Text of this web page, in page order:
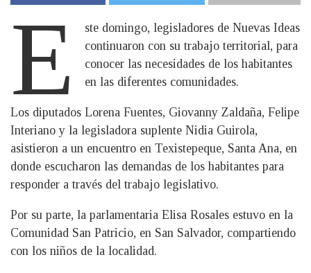
E
ste domingo, legisladores de Nuevas Ideas
continuaron con su trabajo territorial, para
conocer las necesidades de los habitantes
en las diferentes comunidades.
Los diputados Lorena Fuentes, Giovanny Zaldaña, Felipe
Interiano y la legisladora suplente Nidia Guirola,
asistieron a un encuentro en Texistepeque, Santa Ana, en
donde escucharon las demandas de los habitantes para
responder a través del trabajo legislativo.
Por su parte, la parlamentaria Elisa Rosales estuvo en la
Comunidad San Patricio, en San Salvador, compartiendo
con los niños de la localidad.